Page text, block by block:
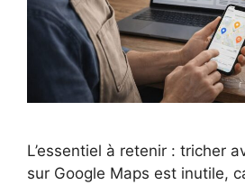
L’essentiel à retenir : tricher
sur Google Maps est inutile,